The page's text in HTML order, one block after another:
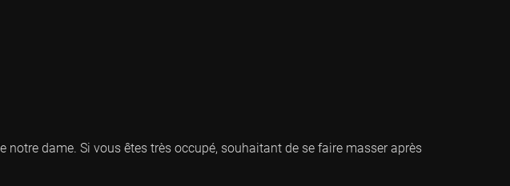
dame. Si vous êtes très occupé, souhaitant de se faire masser après